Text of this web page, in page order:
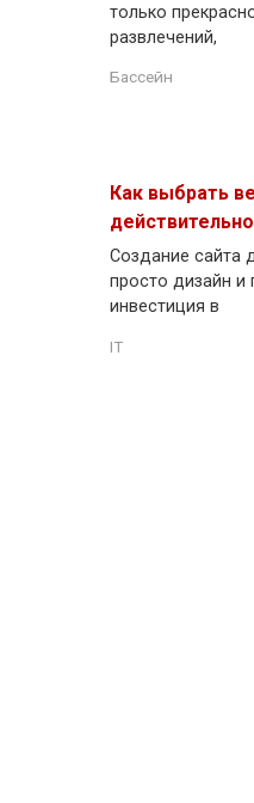
только
развлечений,
Бассейн
Как выбрать
Создание сайта
просто дизайн и
инвестиция в
IT